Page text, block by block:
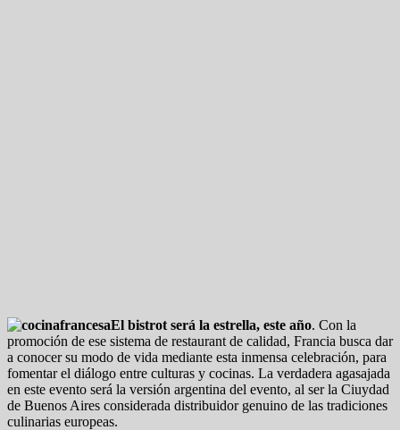
El bistrot será la estrella, este año. Con la
promoción de ese sistema de restaurant de calidad, Francia busca dar
a conocer su modo de vida mediante esta inmensa celebración, para
fomentar el diálogo entre culturas y cocinas. La verdadera agasajada
en este evento será la versión argentina del evento, al ser la Ciuydad
de Buenos Aires considerada distribuidor genuino de las tradiciones
culinarias europeas.